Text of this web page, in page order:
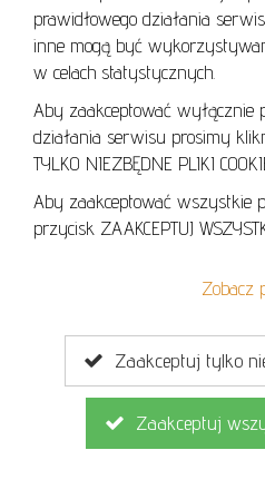
prawidłowego działania
inne mogą być
w celach statystycznych.
Aby zaakceptować wyłącznie
działania serwisu prosimy
TYLKO NIEZBĘDNE PLIKI
Aby zaakceptować wszystkie
przycisk ZAAKCEPTUJ
Zobacz
Zaakceptuj tylko
Zaakceptuj
POLITYKA COOKIES
+48 605
Copyright © 2026MGN Group.
Projekt i wykonanie